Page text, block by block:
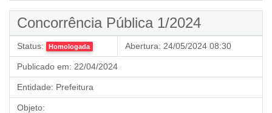
Concorrência Pública 1/2024
Status: Homologada Abertura: 24/05/2024 08:30
Publicado em: 22/04/2024
Entidade: Prefeitura
Objeto: